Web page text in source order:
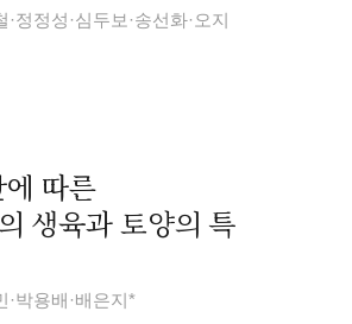
정정성·심두보·송선화·오지
따른
생육과 토양의 특
·박용배·배은지*